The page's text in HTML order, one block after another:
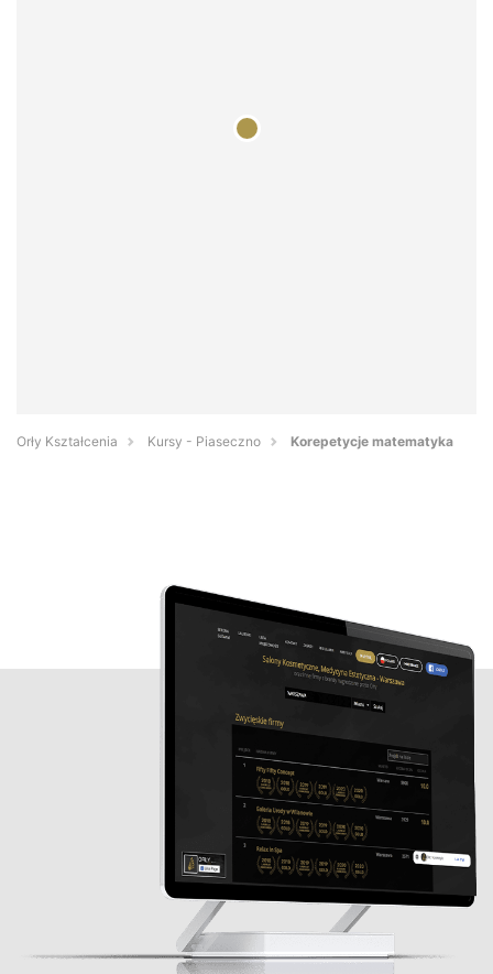
Orły Kształcenia Kursy - Piaseczno Korepetycje matematyka